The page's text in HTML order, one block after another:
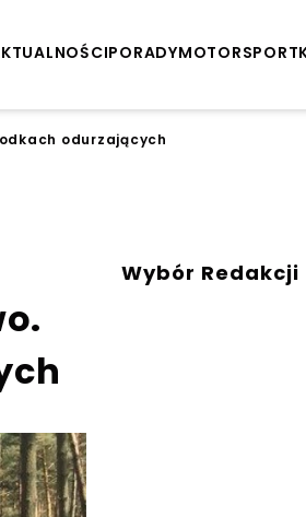
PORADYMOTORSPORT
odurzających
Wybór Redakcji